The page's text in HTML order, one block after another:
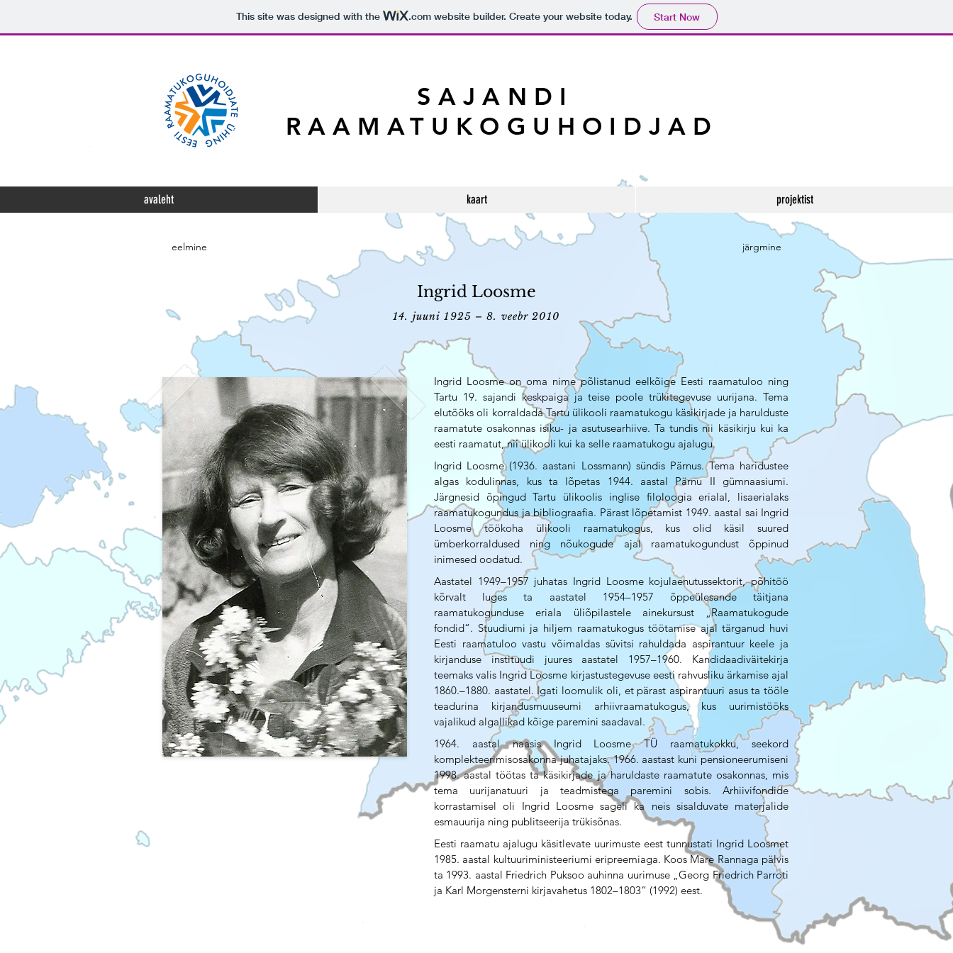
This site was designed with the .comwebsite builder. Create your website today. Start Now
SAJANDI
RAAMATUKOGUHOIDJAD
avaleht kaart projektist
eelmine järgmine
Ingrid Loosme
14. juuni 1925 – 8. veebr 2010
Ingrid Loosme on oma nime põlistanud eelkõige Eesti raamatuloo ning
Tartu 19. sajandi keskpaiga ja teise poole trükitegevuse uurijana. Tema
elutööks oli korraldada Tartu ülikooli raamatukogu käsikirjade ja harulduste
raamatute osakonnas isiku- ja asutusearhiive. Ta tundis nii käsikirju kui ka
eesti raamatut, nii ülikooli kui ka selle raamatukogu ajalugu.
Ingrid Loosme (1936. aastani Lossmann) sündis Pärnus. Tema haridustee
algas kodulinnas, kus ta lõpetas 1944. aastal Pärnu II gümnaasiumi.
Järgnesid õpingud Tartu ülikoolis inglise filoloogia erialal, lisaerialaks
raamatukogundus ja bibliograafia. Pärast lõpetamist 1949. aastal sai Ingrid
Loosme töökoha ülikooli raamatukogus, kus olid käsil suured
ümberkorraldused ning nõukogude ajal raamatukogundust õppinud
inimesed oodatud.
Aastatel 1949–1957 juhatas Ingrid Loosme kojulaenutussektorit, põhitöö
kõrvalt luges ta aastatel 1954–1957 õppeülesande täitjana
raamatukogunduse eriala üliõpilastele ainekursust „Raamatukogude
fondid“. Stuudiumi ja hiljem raamatukogus töötamise ajal tärganud huvi
Eesti raamatuloo vastu võimaldas süvitsi rahuldada aspirantuur keele ja
kirjanduse instituudi juures aastatel 1957–1960. Kandidaadiväitekirja
teemaks valis Ingrid Loosme kirjastustegevuse eesti rahvusliku ärkamise ajal
1860.–1880. aastatel. Igati loomulik oli, et pärast aspirantuuri asus ta tööle
teadurina kirjandusmuuseumi arhiivraamatukogus, kus uurimistööks
vajalikud algallikad kõige paremini saadaval.
1964. aastal naasis Ingrid Loosme TÜ raamatukokku, seekord
komplekteerimisosakonna juhatajaks. 1966. aastast kuni pensioneerumiseni
1998. aastal töötas ta käsikirjade ja haruldaste raamatute osakonnas, mis
tema uurijanatuuri ja teadmistega paremini sobis. Arhiivifondide
korrastamisel oli Ingrid Loosme sageli ka neis sisalduvate materjalide
esmauurija ning publitseerija trükisõnas.
Eesti raamatu ajalugu käsitlevate uurimuste eest tunnustati Ingrid Loosmet
1985. aastal kultuuriministeeriumi eripreemiaga. Koos Mare Rannaga pälvis
ta 1993. aastal Friedrich Puksoo auhinna uurimuse „Georg Friedrich Parroti
ja Karl Morgensterni kirjavahetus 1802–1803“ (1992) eest.